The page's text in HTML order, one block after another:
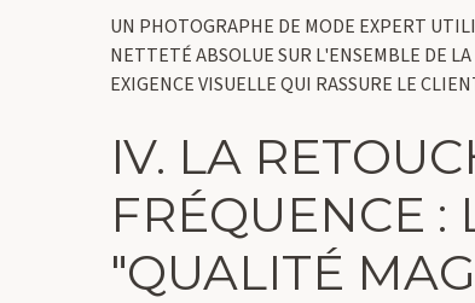
UN PHOTOGRAPHE DE MODE EXPERT
NETTETÉ ABSOLUE SUR L'ENSEMBLE DE
EXIGENCE VISUELLE QUI RASSURE LE
IV. LA
FRÉQUENCE :
"QUALITÉ